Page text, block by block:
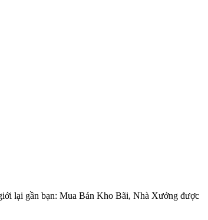
lại gần bạn: Mua Bán Kho Bãi, Nhà Xưởng được